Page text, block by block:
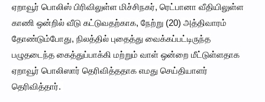
ஏறாவூர் பொலிஸ் பிரிவிலுள்ள மிச்சிநகர், ரெட்பானா வீதியிலுள்ள
காணி ஒன்றில் வீடு கட்டுவதற்காக, நேற்று (20) அத்திவாரம்
தோண்டும்போது, நிலத்தில் புதைத்து வைக்கப்பட்டிருந்த
பழுதடைந்த கைத்துப்பாக்கி மற்றும் வாள் ஒன்றை மீட்டுள்ளதாக
ஏறாவூர் பொலிஸார் தெரிவித்ததாக எமது செய்தியாளர்
தெரிவித்தார்.